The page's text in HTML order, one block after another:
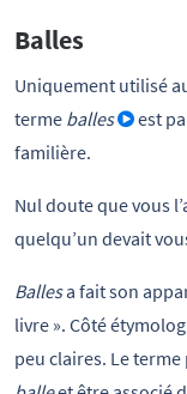
Balles
Uniquement utilisé
terme balles
est
familière.
Nul doute que vous
quelqu’un devait
Ballesa fait son
livre ». Côté
peu claires. Le